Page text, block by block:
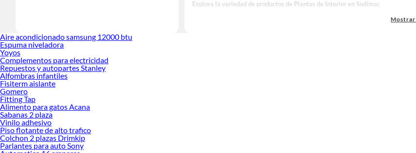
Explora la variedad de productos de Plantas de Interior en Sodimac
Herramientas, materiales y accesorios de calidad para tus proyectos y renovación de
Mostrar
Aire acondicionado samsung 12000 btu
Espuma niveladora
Yoyos
Complementos para electricidad
Repuestos y autopartes Stanley
Alfombras infantiles
Fisiterm aislante
Gomero
Fitting Tap
Alimento para gatos Acana
Sabanas 2 plaza
Vinilo adhesivo
Piso flotante de alto trafico
Colchon 2 plazas Drimkip
Parlantes para auto Sony